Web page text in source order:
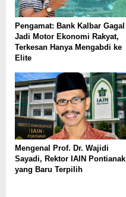
Pengamat: Bank Kalbar Gagal
Jadi Motor Ekonomi Rakyat,
Terkesan Hanya Mengabdi ke
Elite
Mengenal Prof. Dr. Wajidi
Sayadi, Rektor IAIN Pontianak
yang Baru Terpilih